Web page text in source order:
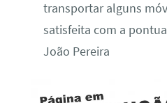
transportar alguns
satisfeita com a
João Pereira